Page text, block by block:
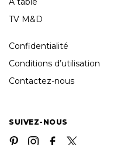
TV M&D
Confidentialité
Conditions d’utilisation
Contactez-nous
SUIVEZ-NOUS